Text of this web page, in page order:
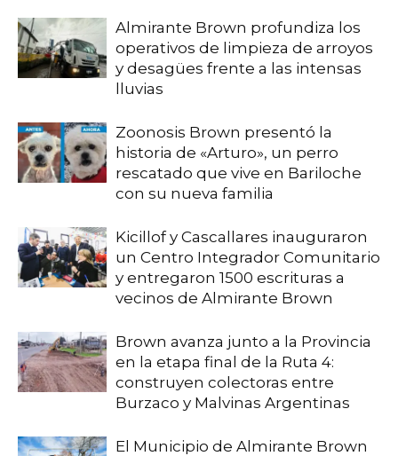
Almirante Brown profundiza los
operativos de limpieza de arroyos
y desagües frente a las intensas
lluvias
Zoonosis Brown presentó la
historia de «Arturo», un perro
rescatado que vive en Bariloche
con su nueva familia
Kicillof y Cascallares inauguraron
un Centro Integrador Comunitario
y entregaron 1500 escrituras a
vecinos de Almirante Brown
Brown avanza junto a la Provincia
en la etapa final de la Ruta 4:
construyen colectoras entre
Burzaco y Malvinas Argentinas
El Municipio de Almirante Brown